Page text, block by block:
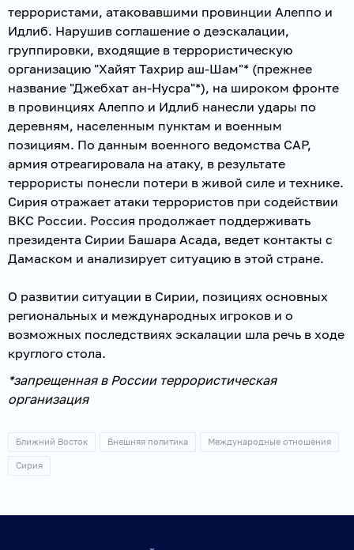
террористами, атаковавшими провинции Алеппо и
Идлиб. Нарушив соглашение о деэскалации,
группировки, входящие в террористическую
организацию "Хайят Тахрир аш-Шам"* (прежнее
название "Джебхат ан-Нусра"*), на широком фронте
в провинциях Алеппо и Идлиб нанесли удары по
деревням, населенным пунктам и военным
позициям. По данным военного ведомства САР,
армия отреагировала на атаку, в результате
террористы понесли потери в живой силе и технике.
Сирия отражает атаки террористов при содействии
ВКС России. Россия продолжает поддерживать
президента Сирии Башара Асада, ведет контакты с
Дамаском и анализирует ситуацию в этой стране.
О развитии ситуации в Сирии, позициях основных
региональных и международных игроков и о
возможных последствиях эскалации шла речь в ходе
круглого стола.
*запрещенная в России террористическая
организация
Ближний Восток Внешняя политика Международные отношения
Сирия